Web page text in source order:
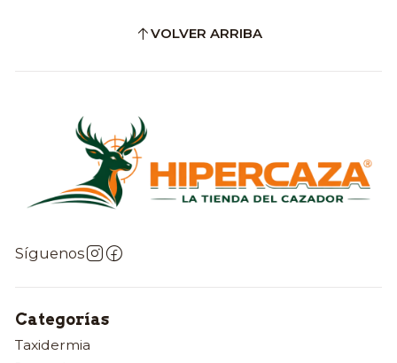
VOLVER ARRIBA
Síguenos
Categorías
Taxidermia